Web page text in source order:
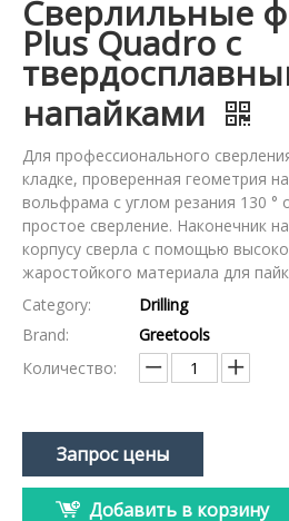
Сверлильные
Plus Quadro с
напайками
Для профессионального
кладке, проверенная геометрия
вольфрама с углом резания 130 °
простое сверление. Наконечник
корпусу сверла с помощью
жаростойкого материала для
Category:
Drilling
Brand:
Greetools
Количество:
Запрос цены
Добавить в корзину